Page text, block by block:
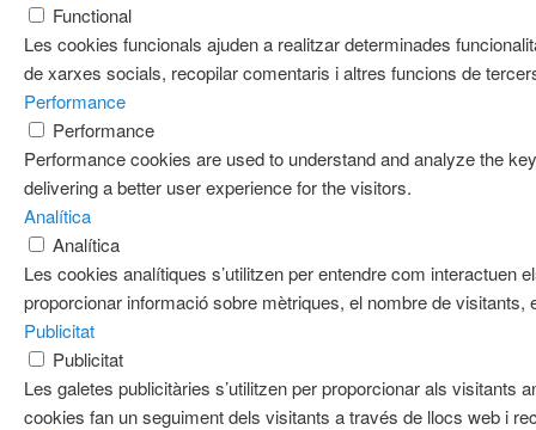
Functional
Les cookies funcionals ajuden a realitzar determinades
de xarxes socials, recopilar comentaris i altres funcions de
Performance
Performance
Performance cookies are used to understand and analyze the
delivering a better user experience for the visitors.
Analítica
Analítica
Les cookies analítiques s’utilitzen per entendre com interactuen
proporcionar informació sobre mètriques, el nombre de visitants,
Publicitat
Publicitat
Les galetes publicitàries s’utilitzen per proporcionar als
cookies fan un seguiment dels visitants a través de llocs web i